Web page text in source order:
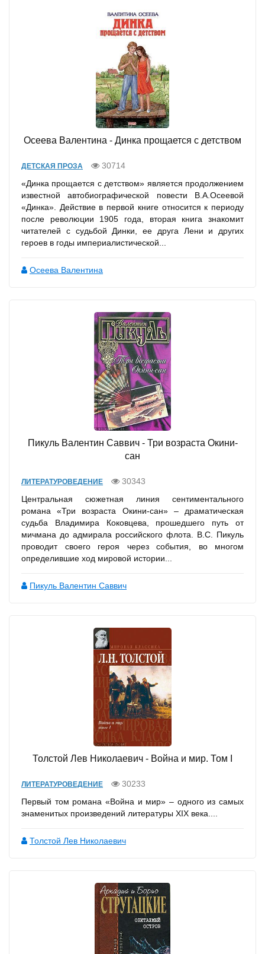
Осеева Валентина - Динка прощается с детством
ДЕТСКАЯ ПРОЗА
30714
«Динка прощается с детством» является продолжением
известной автобиографической повести В.А.Осеевой
«Динка». Действие в первой книге относится к периоду
после революции 1905 года, вторая книга знакомит
читателей с судьбой Динки, ее друга Лени и других
героев в годы империалистической...
Осеева Валентина
Пикуль Валентин Саввич - Три возраста Окини-
сан
ЛИТЕРАТУРОВЕДЕНИЕ
30343
Центральная сюжетная линия сентиментального
романа «Три возраста Окини-сан» – драматическая
судьба Владимира Коковцева, прошедшего путь от
мичмана до адмирала российского флота. В.С. Пикуль
проводит своего героя через события, во многом
определившие ход мировой истории...
Пикуль Валентин Саввич
Толстой Лев Николаевич - Война и мир. Том I
ЛИТЕРАТУРОВЕДЕНИЕ
30233
Первый том романа «Война и мир» – одного из самых
знаменитых произведений литературы XIX века....
Толстой Лев Николаевич